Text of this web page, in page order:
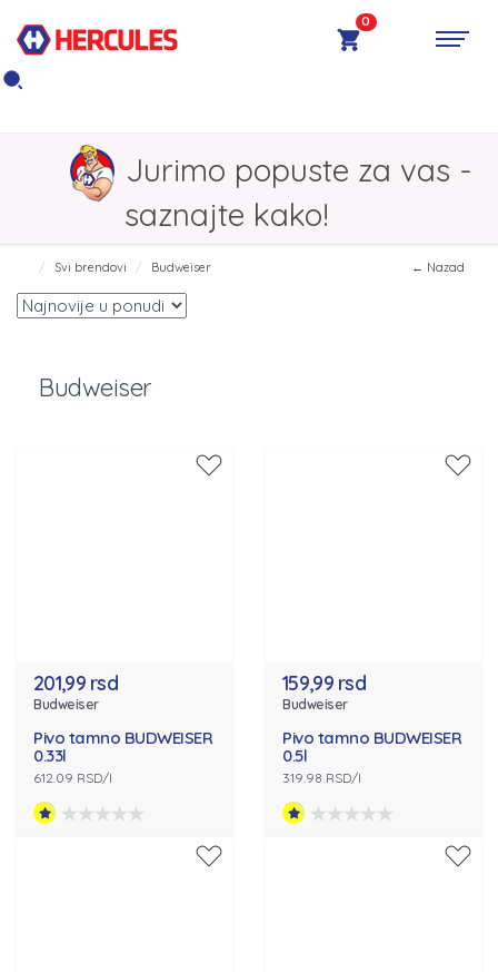
0
Jurimo popuste za vas -
saznajte kako!
Svi brendovi Budweiser ← Nazad
Budweiser
201,99 rsd
Budweiser
Pivo tamno BUDWEISER
0.33l
612.09 RSD/l
159,99 rsd
Budweiser
Pivo tamno BUDWEISER
0.5l
319.98 RSD/l